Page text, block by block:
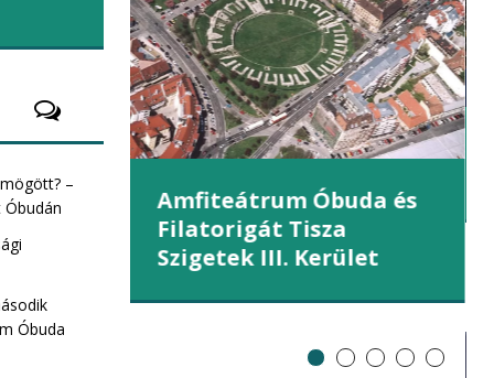
az Országgyűlés kedden választhatja
meg(tovább)
–
Óbuda
(III.
Amfiteátrum Óbuda és
Filatorigát Tisza
Szigetek III. Kerület